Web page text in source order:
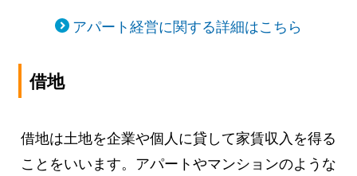
アパート経営に関する詳細はこちら
借地
借地は土地を企業や個人に貸して家賃収入を得る
ことをいいます。アパートやマンションのような